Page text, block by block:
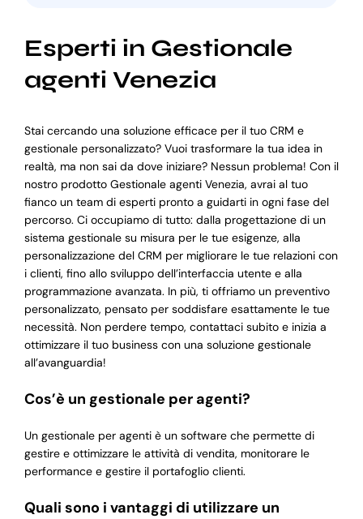
Esperti in Gestionale
agenti Venezia
Stai cercando una soluzione efficace per il tuo CRM e
gestionale personalizzato? Vuoi trasformare la tua idea in
realtà, ma non sai da dove iniziare? Nessun problema! Con il
nostro prodotto Gestionale agenti Venezia, avrai al tuo
fianco un team di esperti pronto a guidarti in ogni fase del
percorso. Ci occupiamo di tutto: dalla progettazione di un
sistema gestionale su misura per le tue esigenze, alla
personalizzazione del CRM per migliorare le tue relazioni con
i clienti, fino allo sviluppo dell’interfaccia utente e alla
programmazione avanzata. In più, ti offriamo un preventivo
personalizzato, pensato per soddisfare esattamente le tue
necessità. Non perdere tempo, contattaci subito e inizia a
ottimizzare il tuo business con una soluzione gestionale
all’avanguardia!
Cos’è un gestionale per agenti?
Un gestionale per agenti è un software che permette di
gestire e ottimizzare le attività di vendita, monitorare le
performance e gestire il portafoglio clienti.
Quali sono i vantaggi di utilizzare un